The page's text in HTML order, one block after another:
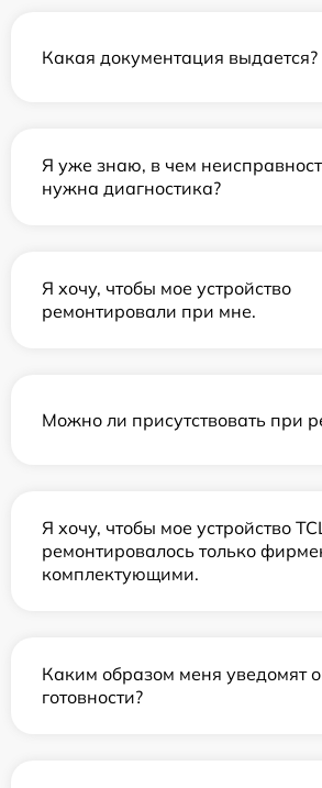
Какая документация выдается?
Я уже знаю, в чем
нужна диагностика?
Я хочу, чтобы мое устройство
ремонтировали при мне.
Можно ли присутствовать при
Я хочу, чтобы мое устройство
ремонтировалось только
комплектующими.
Каким образом меня уведомят о
готовности?